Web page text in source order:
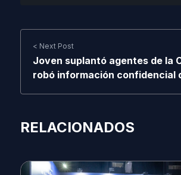
< Next Post
Joven suplantó agentes de la
robó información confidencial
RELACIONADOS